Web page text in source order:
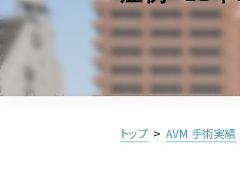
トップ > AVM 手術実績